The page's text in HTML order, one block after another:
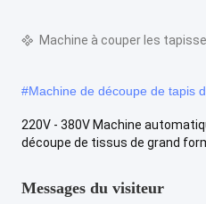
Machine à couper les
#Machine de découpe de tapis
220V - 380V Machine
découpe de tissus de grand
Messages du visiteur